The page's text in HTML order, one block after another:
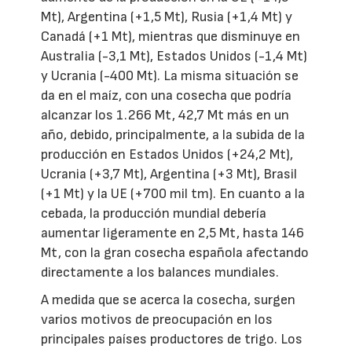
Mt), Argentina (+1,5 Mt), Rusia (+1,4 Mt) y
Canadá (+1 Mt), mientras que disminuye en
Australia (-3,1 Mt), Estados Unidos (-1,4 Mt)
y Ucrania (-400 Mt). La misma situación se
da en el maíz, con una cosecha que podría
alcanzar los 1.266 Mt, 42,7 Mt más en un
año, debido, principalmente, a la subida de la
producción en Estados Unidos (+24,2 Mt),
Ucrania (+3,7 Mt), Argentina (+3 Mt), Brasil
(+1 Mt) y la UE (+700 mil tm). En cuanto a la
cebada, la producción mundial debería
aumentar ligeramente en 2,5 Mt, hasta 146
Mt, con la gran cosecha española afectando
directamente a los balances mundiales.
A medida que se acerca la cosecha, surgen
varios motivos de preocupación en los
principales países productores de trigo. Los